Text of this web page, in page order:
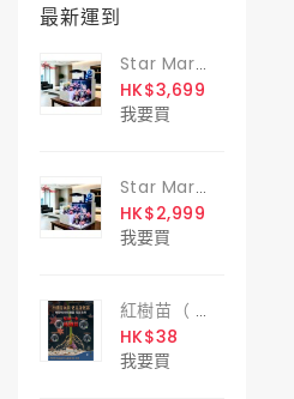
最新運到
Star Marine 斷崖式背濾缸 60
HK$3,699
我要買
Star Marine 斷崖式背濾缸 50
HK$2,999
我要買
紅樹苗（ Kandelia Candel ）1支
HK$38
我要買